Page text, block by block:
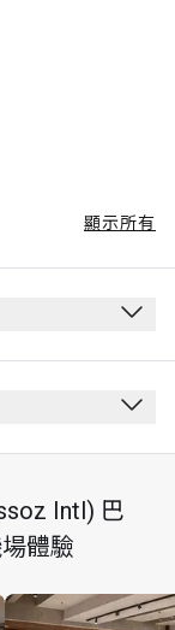
顯示所有
Intl) 巴
體驗